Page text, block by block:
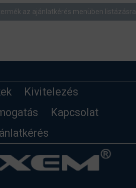
az ajánlatkérés menüben
Kivitelezés
Kapcsolat